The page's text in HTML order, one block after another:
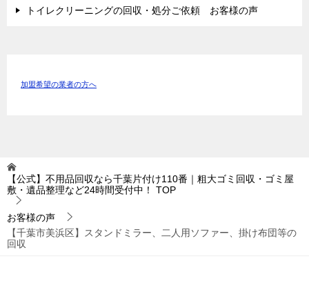
トイレクリーニングの回収・処分ご依頼 お客様の声
加盟希望の業者の方へ
【公式】不用品回収なら千葉片付け110番｜粗大ゴミ回収・ゴミ屋
敷・遺品整理など24時間受付中！
TOP
お客様の声
【千葉市美浜区】スタンドミラー、二人用ソファー、掛け布団等の
回収